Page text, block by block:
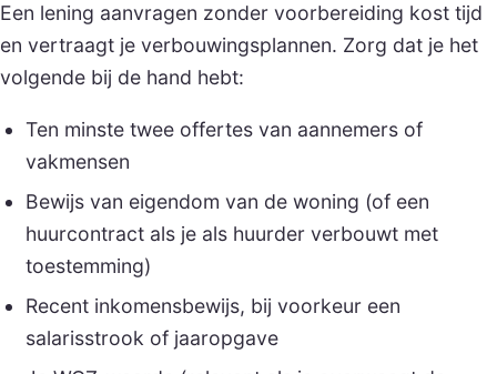
Een lening aanvragen zonder voorbereiding kost tijd
en vertraagt je verbouwingsplannen. Zorg dat je het
volgende bij de hand hebt:
Ten minste twee offertes van aannemers of
vakmensen
Bewijs van eigendom van de woning (of een
huurcontract als je als huurder verbouwt met
toestemming)
Recent inkomensbewijs, bij voorkeur een
salarisstrook of jaaropgave